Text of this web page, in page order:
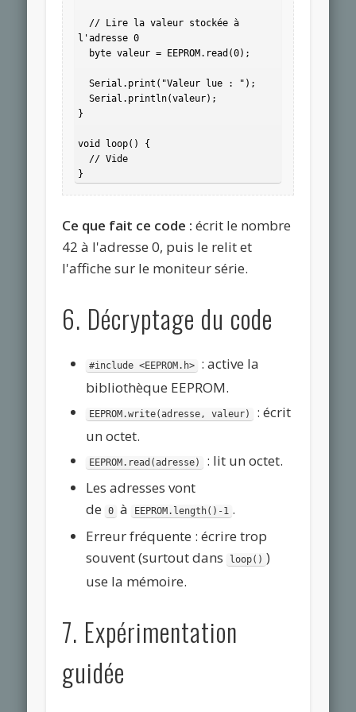
l'adresse 0
  Serial.print("Valeur lue : ");
  Serial.println(valeur);
}
void loop() {
Ce que fait ce code : écrit le nombre
42 à l'adresse 0, puis le relit et
l'affiche sur le moniteur série.
6. Décryptage du code
#include <EEPROM.h>
: active la
bibliothèque EEPROM.
EEPROM.write(adresse, valeur)
: écrit
un octet.
EEPROM.read(adresse)
: lit un octet.
Les adresses vont
de
0 à EEPROM.length()-1 .
Erreur fréquente : écrire trop
souvent (surtout dans
loop() )
use la mémoire.
7. Expérimentation
guidée